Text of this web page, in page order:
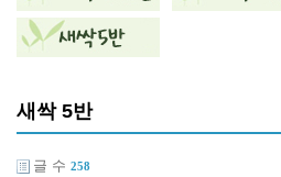
새싹 5반
글 수 258